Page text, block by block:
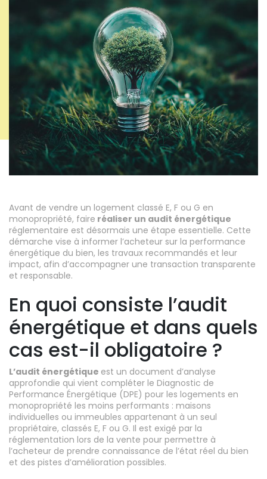
Avant de vendre un logement classé E, F ou G en
monopropriété, faire réaliser un audit énergétique
réglementaire est désormais une étape essentielle. Cette
démarche vise à informer l’acheteur sur la performance
énergétique du bien, les travaux recommandés et leur
impact, afin d’accompagner une transaction transparente
et responsable.
En quoi consiste l’audit
énergétique et dans quels
cas est-il obligatoire ?
L’audit énergétique est un document d’analyse
approfondie qui vient compléter le Diagnostic de
Performance Énergétique (DPE) pour les logements en
monopropriété les moins performants : maisons
individuelles ou immeubles appartenant à un seul
propriétaire, classés E, F ou G. Il est exigé par la
réglementation lors de la vente pour permettre à
l’acheteur de prendre connaissance de l’état réel du bien
et des pistes d’amélioration possibles.